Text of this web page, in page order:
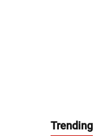
Trending